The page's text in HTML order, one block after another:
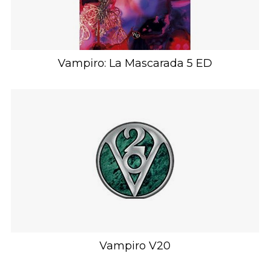
Vampiro: La Mascarada 5 ED
Vampiro V20